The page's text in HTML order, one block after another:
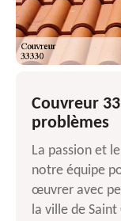
Couvreur
problèmes
La passion et
notre équipe
œuvrer avec
la ville de